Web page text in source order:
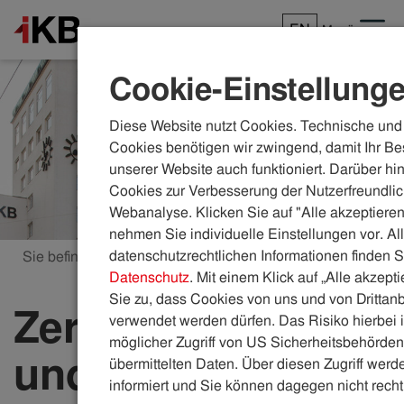
EN Menü
Sie befinden sich hier: ikb.at Zertifizierungen
Zertifizierungen
und
Cookie-
Diese Website nutzt Cookies. Technische
Cookies benötigen wir zwingend, damit Ihr
unserer Website auch funktioniert. Darüber
Cookies zur Verbesserung der
Webanalyse. Klicken Sie auf "Alle
nehmen Sie individuelle Einstellungen vor.
datenschutzrechtlichen Informationen finden
Datenschutz. Mit einem Klick auf „Alle
Sie zu, dass Cookies von uns und von
verwendet werden dürfen. Das Risiko hierbei
möglicher Zugriff von US
übermittelten Daten. Über diesen Zugriff
informiert und Sie können dagegen nicht